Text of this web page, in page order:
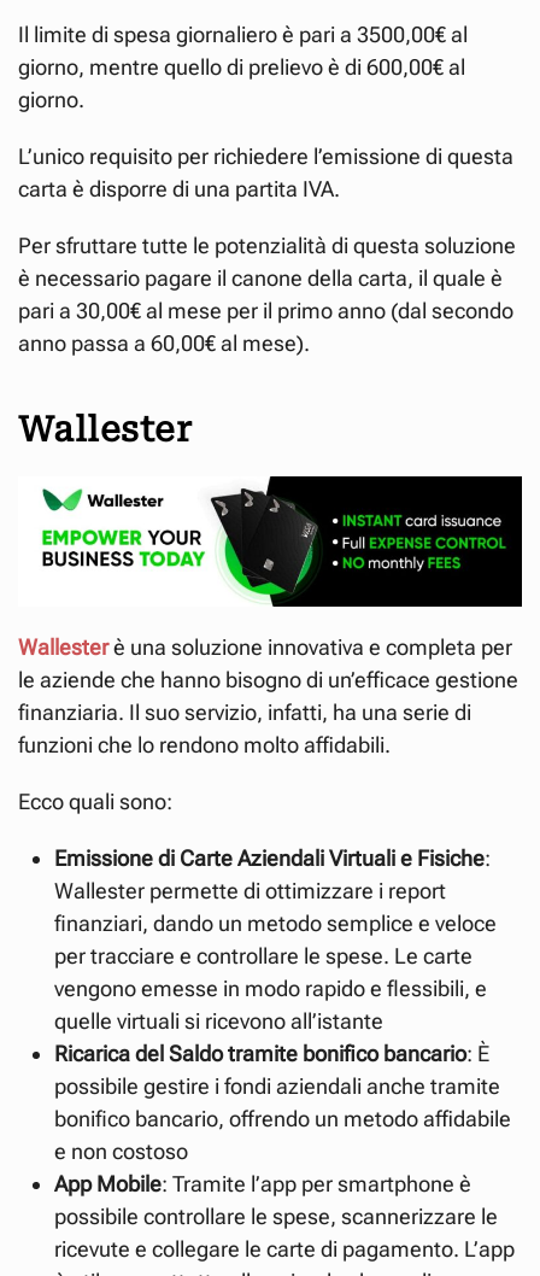
Il limite di spesa giornaliero è pari a 3500,00€ al
giorno, mentre quello di prelievo è di 600,00€ al
giorno.
L’unico requisito per richiedere l’emissione di questa
carta è disporre di una partita IVA.
Per sfruttare tutte le potenzialità di questa soluzione
è necessario pagare il canone della carta, il quale è
pari a 30,00€ al mese per il primo anno (dal secondo
anno passa a 60,00€ al mese).
Wallester
Wallesterè una soluzione innovativa e completa per
le aziende che hanno bisogno di un’efficace gestione
finanziaria. Il suo servizio, infatti, ha una serie di
funzioni che lo rendono molto affidabili.
Ecco quali sono:
Emissione di Carte Aziendali Virtuali e Fisiche:
Wallester permette di ottimizzare i report
finanziari, dando un metodo semplice e veloce
per tracciare e controllare le spese. Le carte
vengono emesse in modo rapido e flessibili, e
quelle virtuali si ricevono all’istante
Ricarica del Saldo tramite bonifico bancario: È
possibile gestire i fondi aziendali anche tramite
bonifico bancario, offrendo un metodo affidabile
e non costoso
App Mobile: Tramite l’app per smartphone è
possibile controllare le spese, scannerizzare le
ricevute e collegare le carte di pagamento. L’app